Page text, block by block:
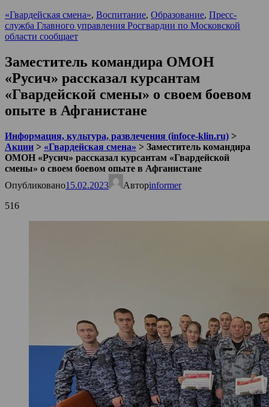
«Гвардейская смена», Воспитание, Образование, Пресс-
служба Главного управления Росгвардии по Московской
области сообщает
Заместитель командира ОМОН
«Русич» рассказал курсантам
«Гвардейской смены» о своем боевом
опыте в Афганистане
Информация, культура, развлечения (infoce-klin.ru) >
Акции > «Гвардейская смена» > Заместитель командира
ОМОН «Русич» рассказал курсантам «Гвардейской
смены» о своем боевом опыте в Афганистане
Опубликовано15.02.2023 Авторinformer
516